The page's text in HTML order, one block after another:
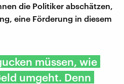
die Politiker abschätzen,
eine Förderung in diesem
müssen, wie
umgeht. Denn